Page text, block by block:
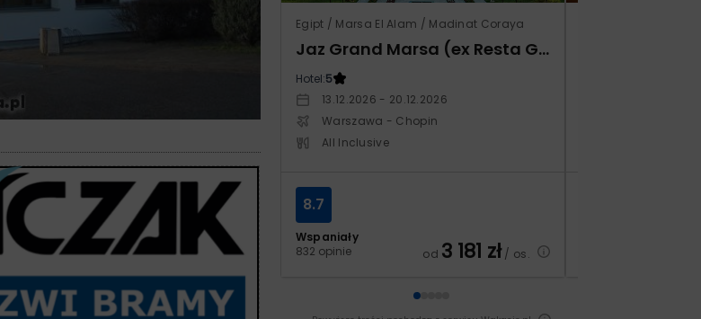
Egipt / Marsa El Alam / Madinat Coraya
Jaz Grand Marsa (ex Resta Grand Resort)
Hotel:5
13.12.2026 - 20.12.2026
Warszawa - Chopin
All Inclusive
Wspaniały
832 opinie
8.7
od 3 181 zł/ os.